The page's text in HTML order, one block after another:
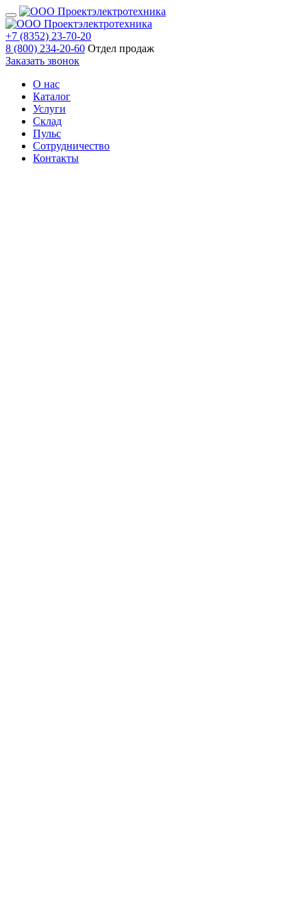
+7 (8352) 23-70-20
8 (800) 234-20-60 Отдел продаж
Заказать звонок
О нас
Каталог
Услуги
Склад
Пульс
Сотрудничество
Контакты